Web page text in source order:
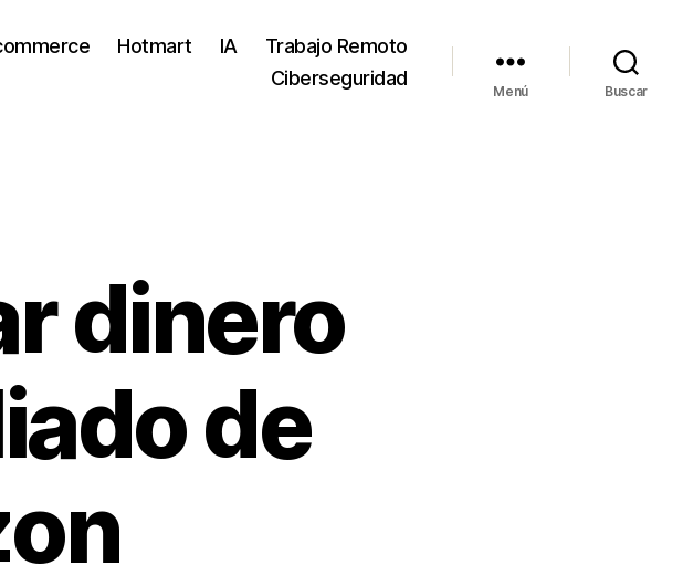
Hotmart IA
Trabajo Remoto
Ciberseguridad
Menú Buscar
dinero
de